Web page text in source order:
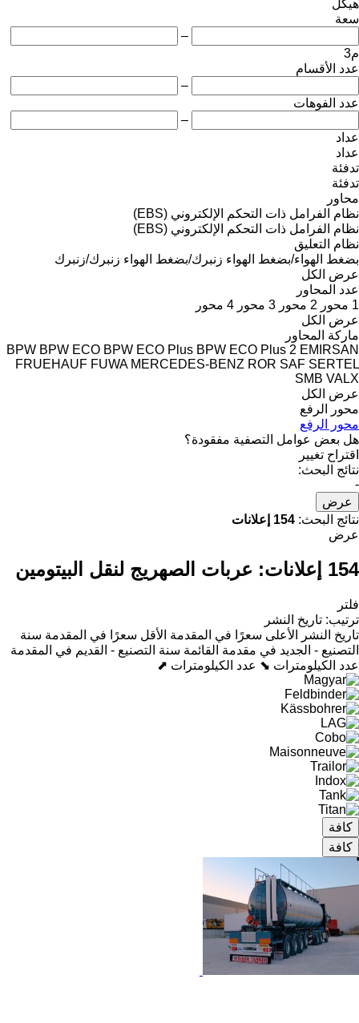
هيكل
سعة
–
م3
عدد الأقسام
–
عدد الفوهات
–
عداد
عداد
تدفئة
تدفئة
محاور
نظام الفرامل ذات التحكم الإلكتروني (EBS)
نظام الفرامل ذات التحكم الإلكتروني (EBS)
نظام التعليق
بضغط الهواء/بضغط الهواء زنبرك/بضغط الهواء زنبرك/زنبرك
عرض الكل
عدد المحاور
1 محور
2 محور 3 محور
4 محور
عرض الكل
ماركة المحاور
BPW BPW ECO BPW ECO Plus BPW ECO Plus 2 EMIRSAN
FRUEHAUF FUWA MERCEDES-BENZ ROR SAF SERTEL
SMB VALX
عرض الكل
محور الرفع
محور الرفع
هل بعض عوامل التصفية مفقودة؟
اقتراح تغيير
نتائج البحث:
-
عرض
نتائج البحث: 154 إعلانات
عرض
154 إعلانات: عربات الصهريج لنقل البيتومين
فلتر
ترتيب: تاريخ النشر
تاريخ النشر
الأعلى سعرًا في المقدمة الأقل سعرًا في المقدمة سنة
التصنيع - الجديد في مقدمة القائمة سنة التصنيع - القديم في المقدمة
عدد الكيلومترات ⬊ عدد الكيلومترات ⬈
كافة
كافة